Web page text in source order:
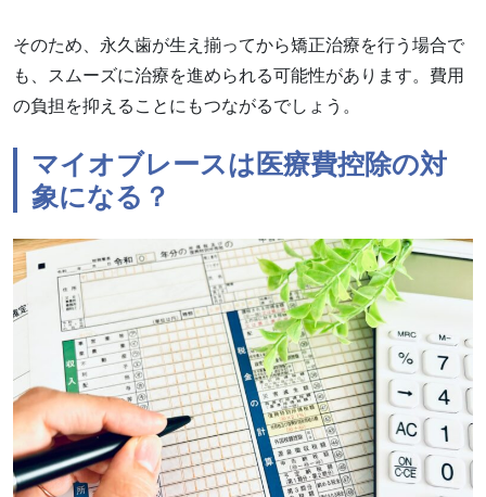
そのため、永久歯が生え揃ってから矯正治療を行う場合で
も、スムーズに治療を進められる可能性があります。費用
の負担を抑えることにもつながるでしょう。
マイオブレースは医療費控除の対
象になる？